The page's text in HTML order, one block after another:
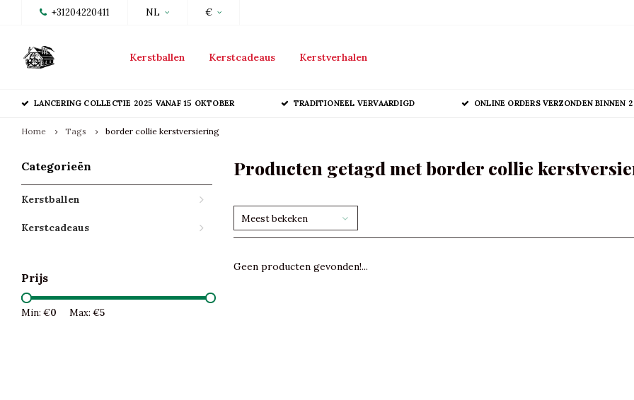
+31204220411 NL €
Kerstballen Kerstcadeaus Kerstverhalen
LANCERING COLLECTIE 2025 VANAF 15 OKTOBER TRADITIONEEL VERVAARDIGD ONLINE ORDERS VERZONDEN BINNEN
Home Tags border collie kerstversiering
Categorieën
Kerstballen
Kerstcadeaus
Prijs
Min: €0 Max: €5
Producten getagd met border collie
Meest bekeken
Geen producten gevonden!...